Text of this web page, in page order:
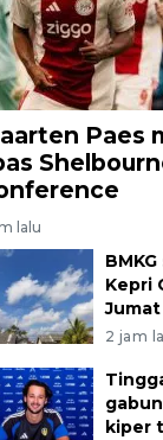
Paes
lalu
Kepri
2 jam
kiper